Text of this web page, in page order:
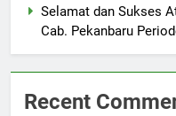
Selamat dan Sukses
Cab. Pekanbaru
Recent